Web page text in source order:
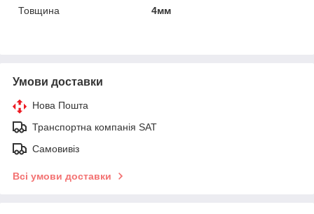
Товщина
4мм
Умови доставки
Нова Пошта
Транспортна компанія SAT
Самовивіз
Всі умови доставки